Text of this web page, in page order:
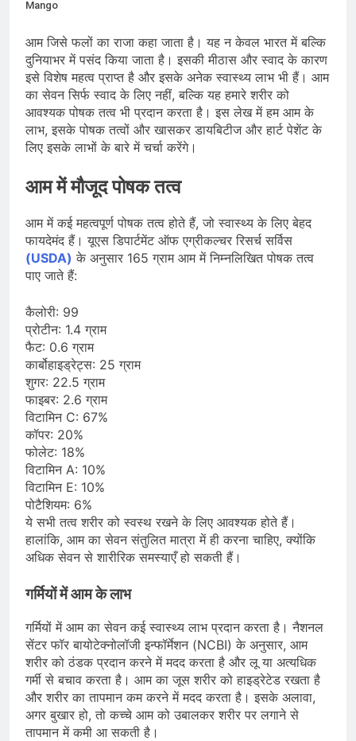
कॉमनवेल्थ गेम्स 2026 में आज भारत के लिए
बॉक्सिंग, एथलेटिक्स, पैरा एथलेटिक्स और जूडो
में कई पदक मुकाबले, स्वर्ण पर निगाहें
August 1, 2026
MCC जल्द जारी करेगा NEET UG 2026
काउंसलिंग शेड्यूल, लाखों अभ्यर्थियों का
इंतजार अंतिम चरण में
July 31, 2026
Mango
आम जिसे फलों का राजा कहा जाता है। यह न केवल भारत में बल्कि
दुनियाभर में पसंद किया जाता है। इसकी मीठास और स्वाद के कारण
इसे विशेष महत्व प्राप्त है और इसके अनेक स्वास्थ्य लाभ भी हैं। आम
का सेवन सिर्फ स्वाद के लिए नहीं, बल्कि यह हमारे शरीर को
आवश्यक पोषक तत्व भी प्रदान करता है। इस लेख में हम आम के
लाभ, इसके पोषक तत्वों और खासकर डायबिटीज और हार्ट पेशेंट के
लिए इसके लाभों के बारे में चर्चा करेंगे।
आम में मौजूद पोषक तत्व
आम में कई महत्वपूर्ण पोषक तत्व होते हैं, जो स्वास्थ्य के लिए बेहद
फायदेमंद हैं। यूएस डिपार्टमेंट ऑफ एग्रीकल्चर रिसर्च सर्विस
(USDA) के अनुसार 165 ग्राम आम में निम्नलिखित पोषक तत्व
पाए जाते हैं:
कैलोरी: 99
प्रोटीन: 1.4 ग्राम
फैट: 0.6 ग्राम
कार्बोहाइड्रेट्स: 25 ग्राम
शुगर: 22.5 ग्राम
फाइबर: 2.6 ग्राम
विटामिन C: 67%
कॉपर: 20%
फोलेट: 18%
विटामिन A: 10%
विटामिन E: 10%
पोटैशियम: 6%
ये सभी तत्व शरीर को स्वस्थ रखने के लिए आवश्यक होते हैं।
हालांकि, आम का सेवन संतुलित मात्रा में ही करना चाहिए, क्योंकि
अधिक सेवन से शारीरिक समस्याएँ हो सकती हैं।
गर्मियों में आम के लाभ
गर्मियों में आम का सेवन कई स्वास्थ्य लाभ प्रदान करता है। नैशनल
सेंटर फॉर बायोटेक्नोलॉजी इन्फॉर्मेशन (NCBI) के अनुसार, आम
शरीर को ठंडक प्रदान करने में मदद करता है और लू या अत्यधिक
गर्मी से बचाव करता है। आम का जूस शरीर को हाइड्रेटेड रखता है
और शरीर का तापमान कम करने में मदद करता है। इसके अलावा,
अगर बुखार हो, तो कच्चे आम को उबालकर शरीर पर लगाने से
तापमान में कमी आ सकती है।